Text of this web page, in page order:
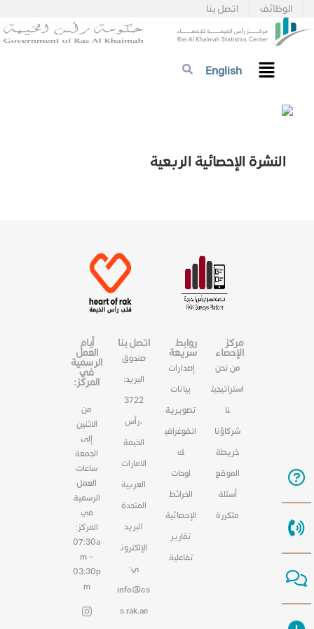
اتصل بنا الوظائف
English
النشرة الإحصائية الربعية
مركز
الإحصاء
من نحن
استراتيجيت
نا
شركاؤنا
خريطة
الموقع
أسئلة
متكررة
روابط
سريعة
إصدارات
بيانات
تصويرية
انفوغرافي
ك
لوحات
الخرائط
الإحصائية
تقارير
تفاعلية
اتصل بنا
صندوق
البريد:
3722
،رأس
الخيمة
الامارات
العربية
المتحدة
البريد
الإلكترون
ي:
info@cs
s.rak.ae
أيام
العمل
الرسمية
في
المركز:
من
الاثنين
إلى
الجمعة
ساعات
العمل
الرسمية
في
المركز:
07:30a
m –
03:30p
m